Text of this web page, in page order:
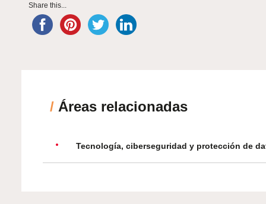
Share this...
/ Áreas relacionadas
Tecnología, ciberseguridad y protección de